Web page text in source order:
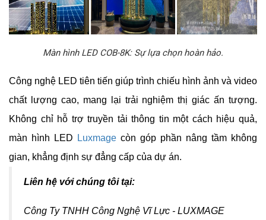
Màn hình LED COB-8K: Sự lựa chọn hoàn hảo.
Công nghệ LED tiên tiến giúp trình chiếu hình ảnh và video
chất lượng cao, mang lại trải nghiệm thị giác ấn tượng.
Không chỉ hỗ trợ truyền tải thông tin một cách hiệu quả,
màn hình LED
Luxmage còn góp phần nâng tầm không
gian, khẳng định sự đẳng cấp của dự án.
Liên hệ với chúng tôi tại:
Công Ty TNHH Công Nghệ Vĩ Lực - LUXMAGE